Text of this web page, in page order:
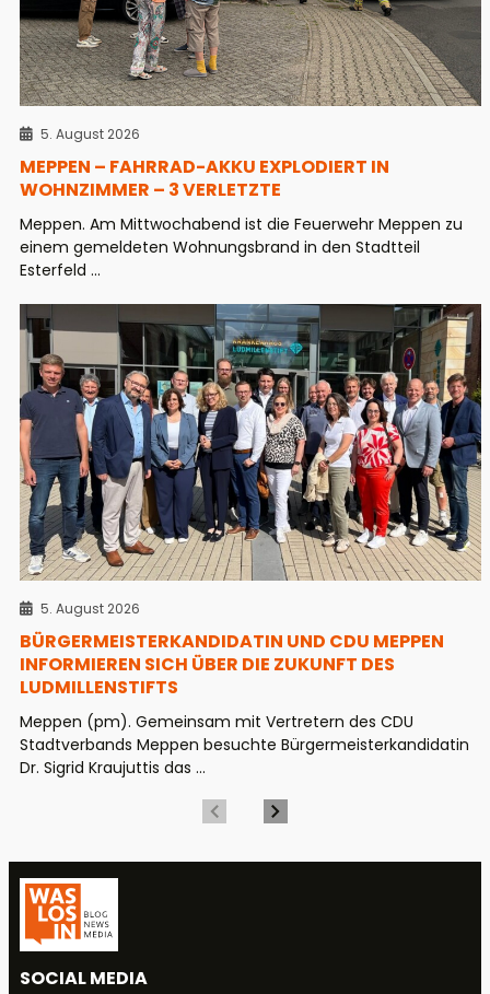
5. August 2026
MEPPEN – FAHRRAD-AKKU EXPLODIERT IN
WOHNZIMMER – 3 VERLETZTE
Meppen. Am Mittwochabend ist die Feuerwehr Meppen zu
einem gemeldeten Wohnungsbrand in den Stadtteil
Esterfeld ...
5. August 2026
BÜRGERMEISTERKANDIDATIN UND CDU MEPPEN
INFORMIEREN SICH ÜBER DIE ZUKUNFT DES
LUDMILLENSTIFTS
Meppen (pm). Gemeinsam mit Vertretern des CDU
Stadtverbands Meppen besuchte Bürgermeisterkandidatin
Dr. Sigrid Kraujuttis das ...
SOCIAL MEDIA